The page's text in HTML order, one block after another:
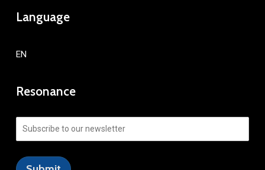
Language
EN
Resonance